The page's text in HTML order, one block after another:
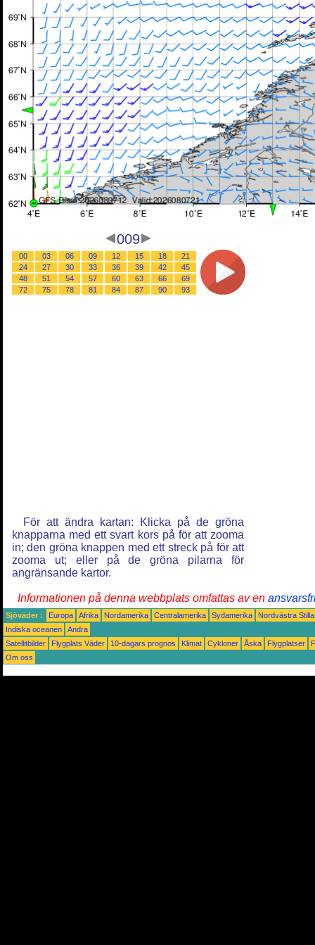
009
00 03 06 09 12 15 18
21
24
27 30 33 36 39 42
45
48
51 54 57 60 63 66
69
72
75 78 81 84 87 90 93
För att ändra kartan: Klicka på de gröna
knapparna med ett svart kors på för att zooma
in; den gröna knappen med ett streck på för att
zooma ut; eller på de gröna pilarna för
angränsande kartor.
Informationen på denna webbplats omfattas av en
Sjöväder : Europa Afrika Nordamerika Centralamerika Sydamerika
Nordvästra
Indiska oceanen
Andra
Satellitbilder
Flygplats Väder 10-dagars prognos Klimat Cykloner Åska Flygplatser
Om oss